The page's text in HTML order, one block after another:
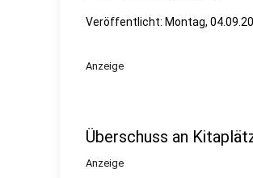
Veröffentlicht: Montag,
Anzeige
Überschuss an
Anzeige